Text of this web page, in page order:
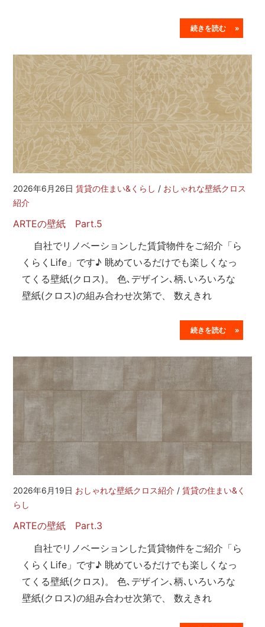
続きを読む »
2026年6月26日 賃貸の住まい&くらし / おしゃれな壁紙クロス
紹介
ARTEの壁紙 Part.5
自社でリノベーションした賃貸物件をご紹介「ら
くらくLife」です♪ 眺めているだけでも楽しくなっ
てくる壁紙(クロス)。 色､デザイン､柄､いろいろな
壁紙(クロス)の組み合わせ次第で、 数えきれ
続きを読む »
2026年6月19日 おしゃれな壁紙クロス紹介 /賃貸の住まい&く
らし
ARTEの壁紙 Part.3
自社でリノベーションした賃貸物件をご紹介「ら
くらくLife」です♪ 眺めているだけでも楽しくなっ
てくる壁紙(クロス)。 色､デザイン､柄､いろいろな
壁紙(クロス)の組み合わせ次第で、 数えきれ